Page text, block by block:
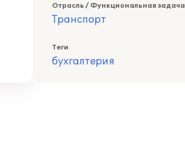
Отрасль / Функциональная задача
Транспорт
Теги
бухгалтерия